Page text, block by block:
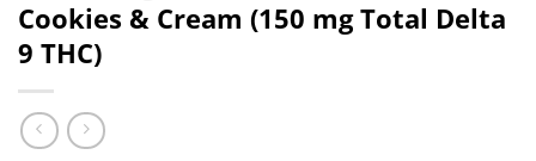
Cookies & Cream (150 mg Total Delta
9 THC)